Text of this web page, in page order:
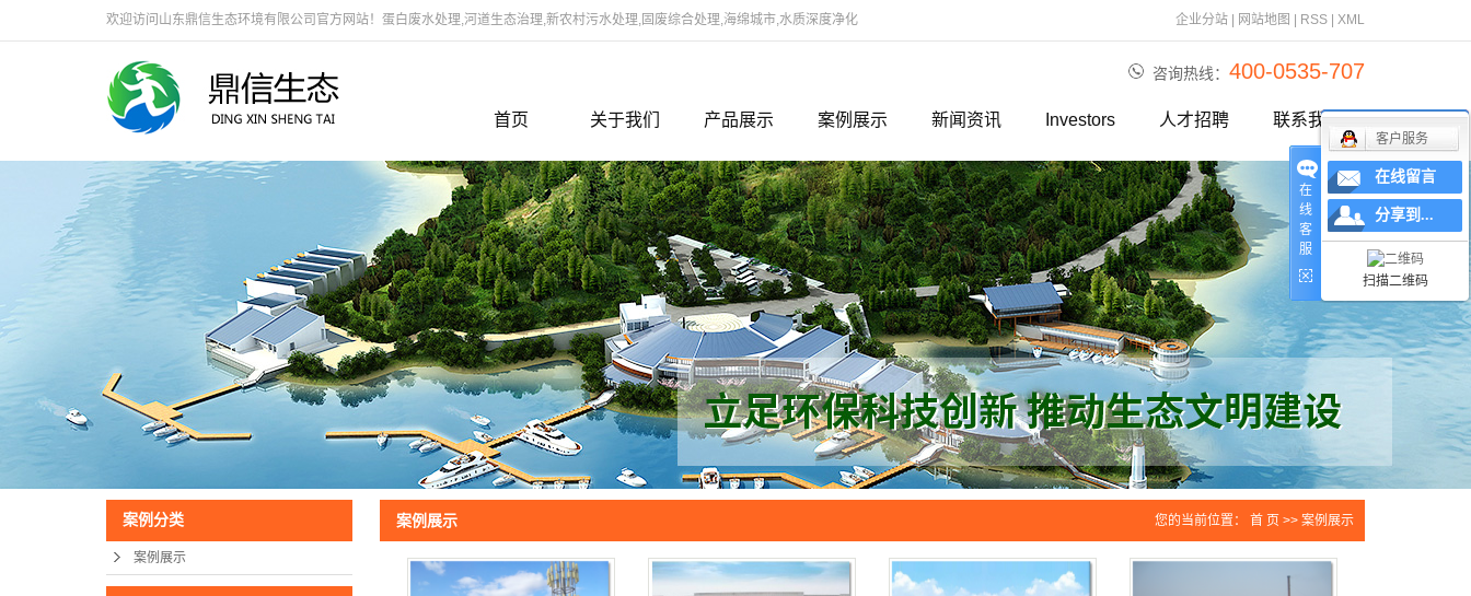
欢迎访问山东鼎信生态环境有限公司官方网站！蛋白废水处理,河道生态治理,新农村污水处理,固废综合处理,海绵城市,水质深度净化 企业分站 网站地图 RSS XML
咨询热线： 400-0535-707
首页 关于我们
公司简介
领导致辞
组织架构
研发团队
企业文化
联系我们
资质档案
产品展示
河道生态治理修复项目
蛋白废水资源化利用
新农村建设之污水处理技术
水质改善及黑臭治理药剂
垃圾固废综合处理技术
切削液处理装置
水质深度净化处理
海绵城市雨水资源化利用
案例展示
案例展示
新闻资讯
新闻报道
行业资讯
企业视频
Investors 人才招聘 联系我们
案例分类
案例展示
案例展示 您的当前位置： 首 页 >> 案例展示
在
线
客
服
客户服务
在线留言
分享到...
扫描二维码